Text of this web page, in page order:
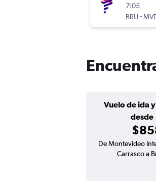
7:05
BRU-
Vuelo de ida
desde
De Montevideo
Carrasco a